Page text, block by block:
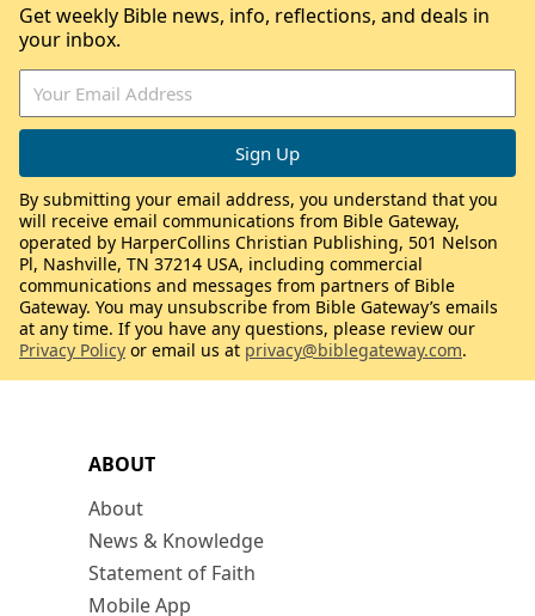
ABOUT
About
News & Knowledge
Statement of Faith
Mobile App
Get weekly Bible news, info, reflections, and deals in
your inbox.
By submitting your email address, you understand that you
will receive email communications from Bible Gateway,
operated by HarperCollins Christian Publishing, 501 Nelson
Pl, Nashville, TN 37214 USA, including commercial
communications and messages from partners of Bible
Gateway. You may unsubscribe from Bible Gateway’s emails
at any time. If you have any questions, please review our
Privacy Policy or email us at privacy@biblegateway.com.